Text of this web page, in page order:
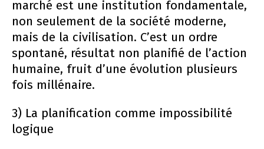
marché est une institution fondamentale,
non seulement de la société moderne,
mais de la civilisation. C’est un ordre
spontané, résultat non planifié de l’action
humaine, fruit d’une évolution plusieurs
fois millénaire.
3) La planification comme impossibilité
logique